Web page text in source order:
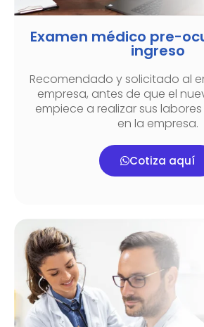
Examen médico pre-
ingreso
Recomendado y solicitado al
empresa, antes de que el
empiece a realizar sus
en la empresa.
Cotiza aquí